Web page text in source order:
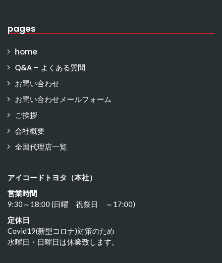
pages
home
Q&A – よくある質問
お問い合わせ
お問い合わせメールフォーム
ご挨拶
会社概要
全国代理店一覧
アイコードトヨタ（本社）
営業時間
9:30～18:00 (日曜 祝祭日 ～17:00)
定休日
Covid19(新型コロナ)対策のため
水曜日・日曜日は休業致します。